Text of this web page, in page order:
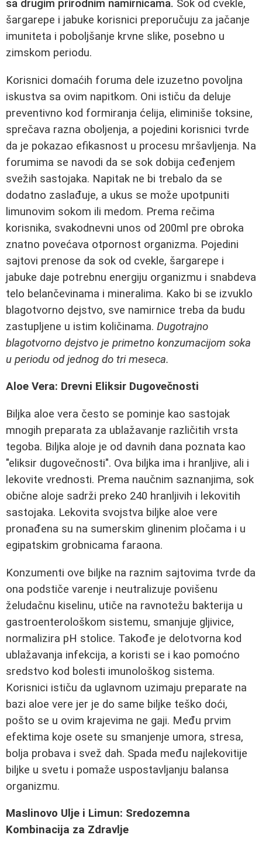
sa drugim prirodnim namirnicama. Sok od cvekle,
šargarepe i jabuke korisnici preporučuju za jačanje
imuniteta i poboljšanje krvne slike, posebno u
zimskom periodu.
Korisnici domaćih foruma dele izuzetno povoljna
iskustva sa ovim napitkom. Oni ističu da deluje
preventivno kod formiranja ćelija, eliminiše toksine,
sprečava razna oboljenja, a pojedini korisnici tvrde
da je pokazao efikasnost u procesu mršavljenja. Na
forumima se navodi da se sok dobija ceđenjem
svežih sastojaka. Napitak ne bi trebalo da se
dodatno zaslađuje, a ukus se može upotpuniti
limunovim sokom ili medom. Prema rečima
korisnika, svakodnevni unos od 200ml pre obroka
znatno povećava otpornost organizma. Pojedini
sajtovi prenose da sok od cvekle, šargarepe i
jabuke daje potrebnu energiju organizmu i snabdeva
telo belančevinama i mineralima. Kako bi se izvuklo
blagotvorno dejstvo, sve namirnice treba da budu
zastupljene u istim količinama. Dugotrajno
blagotvorno dejstvo je primetno konzumacijom soka
u periodu od jednog do tri meseca.
Aloe Vera: Drevni Eliksir Dugovečnosti
Biljka aloe vera često se pominje kao sastojak
mnogih preparata za ublažavanje različitih vrsta
tegoba. Biljka aloje je od davnih dana poznata kao
"eliksir dugovečnosti". Ova biljka ima i hranljive, ali i
lekovite vrednosti. Prema naučnim saznanjima, sok
obične aloje sadrži preko 240 hranljivih i lekovitih
sastojaka. Lekovita svojstva biljke aloe vere
pronađena su na sumerskim glinenim pločama i u
egipatskim grobnicama faraona.
Konzumenti ove biljke na raznim sajtovima tvrde da
ona podstiče varenje i neutralizuje povišenu
želudačnu kiselinu, utiče na ravnotežu bakterija u
gastroenterološkom sistemu, smanjuje gljivice,
normalizira pH stolice. Takođe je delotvorna kod
ublažavanja infekcija, a koristi se i kao pomoćno
sredstvo kod bolesti imunološkog sistema.
Korisnici ističu da uglavnom uzimaju preparate na
bazi aloe vere jer je do same biljke teško doći,
pošto se u ovim krajevima ne gaji. Među prvim
efektima koje osete su smanjenje umora, stresa,
bolja probava i svež dah. Spada među najlekovitije
biljke u svetu i pomaže uspostavljanju balansa
organizmu.
Maslinovo Ulje i Limun: Sredozemna
Kombinacija za Zdravlje